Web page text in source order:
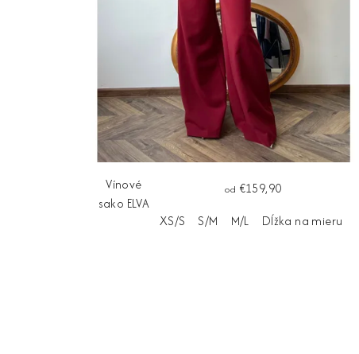
Vínové
sako ELVA
od €159,90
XS/S
S/M M/L Dĺžka na mieru